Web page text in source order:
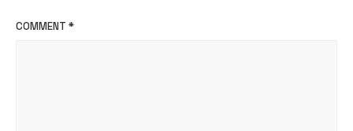
COMMENT *